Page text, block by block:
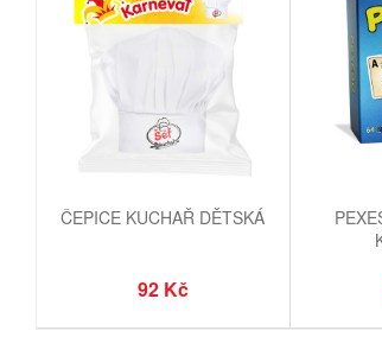
ČEPICE KUCHAŘ DĚTSKÁ
92 Kč